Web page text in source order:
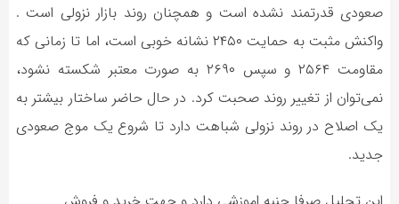
صعودی قدرتمند نشده است و همچنان روند بازار نزولی است .
واکنش مثبت به حمایت ۲۴۵۰ نشانه خوبی است، اما تا زمانی که
مقاومت ۲۵۶۴ و سپس ۲۶۹۰ به صورت معتبر شکسته نشود،
نمی‌توان از تغییر روند صحبت کرد. در حال حاضر ساختار بیشتر به
یک اصلاح در روند نزولی شباهت دارد تا شروع یک موج صعودی
جدید.